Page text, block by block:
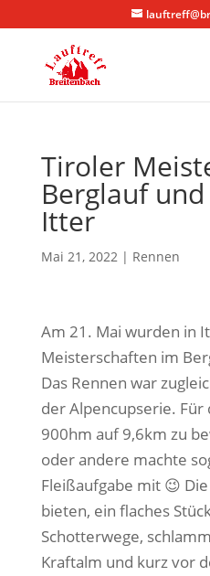
Tiroler
Berglauf
Itter
Mai 21, 2022| Rennen
Am 21. Mai wurden in
Meisterschaften im
Das Rennen war
der Alpencupserie. Für
900hm auf 9,6km zu
oder andere machte
Fleißaufgabe mit 😉
bieten, ein flaches
Schotterwege,
Kraftalm und kurz vor